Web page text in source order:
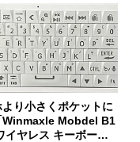
より小さくポケットに
Winmaxle Mobdel B1
イヤレス キーボー